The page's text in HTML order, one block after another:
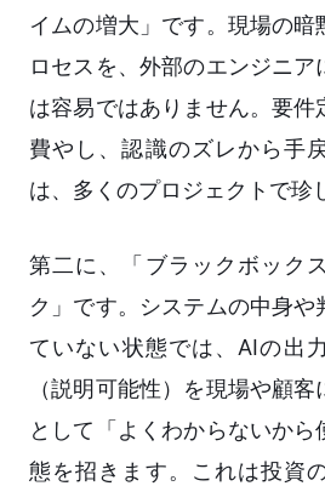
イムの増大」です。現場の
ロセスを、外部のエンジニア
は容易ではありません。要件
費やし、認識のズレから手
は、多くのプロジェクトで珍
第二に、「ブラックボック
ク」です。システムの中身や
ていない状態では、AIの出
（説明可能性）を現場や顧
として「よくわからないか
態を招きます。これは投資